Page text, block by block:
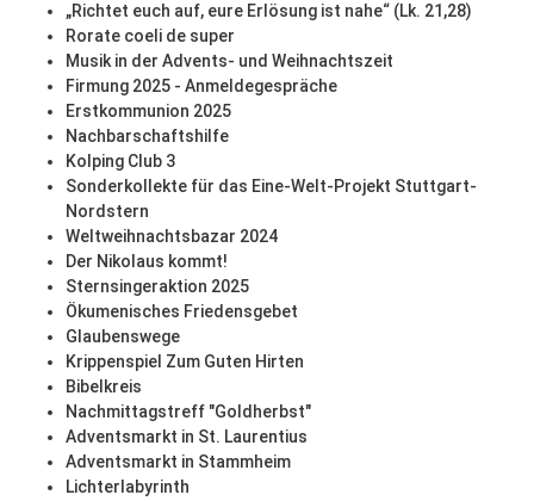
„Richtet euch auf, eure Erlösung ist nahe“ (Lk. 21,28)
Rorate coeli de super
Musik in der Advents- und Weihnachtszeit
Firmung 2025 - Anmeldegespräche
Erstkommunion 2025
Nachbarschaftshilfe
Kolping Club 3
Sonderkollekte für das Eine-Welt-Projekt Stuttgart-
Nordstern
Weltweihnachtsbazar 2024
Der Nikolaus kommt!
Sternsingeraktion 2025
Ökumenisches Friedensgebet
Glaubenswege
Krippenspiel Zum Guten Hirten
Bibelkreis
Nachmittagstreff "Goldherbst"
Adventsmarkt in St. Laurentius
Adventsmarkt in Stammheim
Lichterlabyrinth